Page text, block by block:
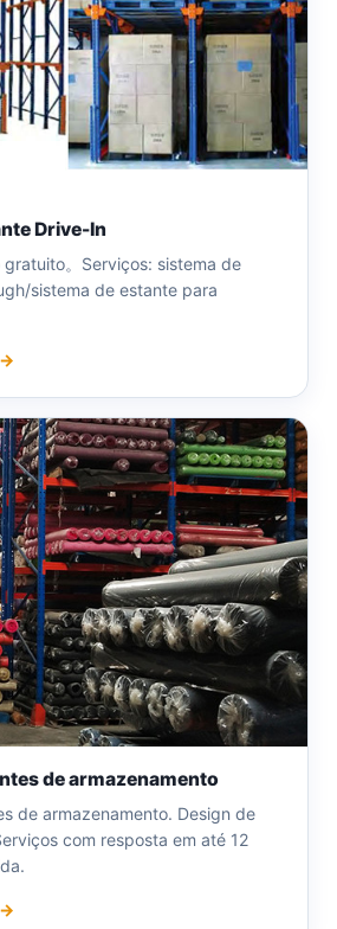
Drive-In
。Serviços: sistema de
sistema de estante para
de armazenamento
de armazenamento. Design de
com resposta em até 12